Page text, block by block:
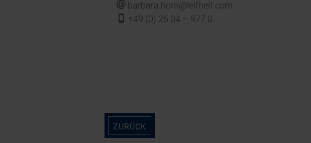
j barbara.horn@leifheit.com
f +49 (0) 26 04 – 977 0
ZURÜCK